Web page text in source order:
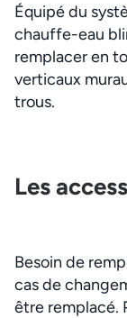
Équipé du
chauffe-eau
remplacer en
verticaux
trous.
Les
Besoin de
cas de
être remplacé.